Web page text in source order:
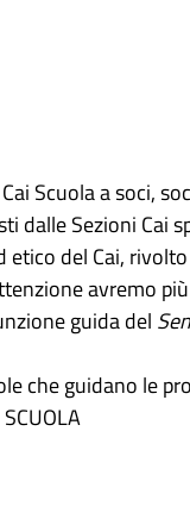
Scuola a soci,
dalle Sezioni Cai
etico del Cai,
avremo
guida del
che guidano le